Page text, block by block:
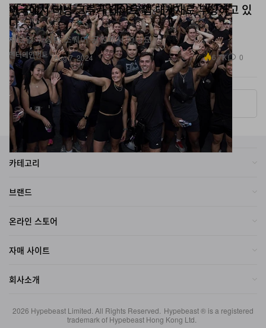
엔터테인먼트
미국에서 러닝 크루가 데이트 앱 대체재로 부상하고 있
다
수요일 워싱턴 스퀘어 공원에서 만나요.
Aug 7, 2024 6.7K 0
More ▾
카테고리
브랜드
온라인 스토어
자매 사이트
회사소개
2026 Hypebeast Limited . All Rights Reserved. Hypebeast ® is a registered
trademark of Hypebeast Hong Kong Ltd.